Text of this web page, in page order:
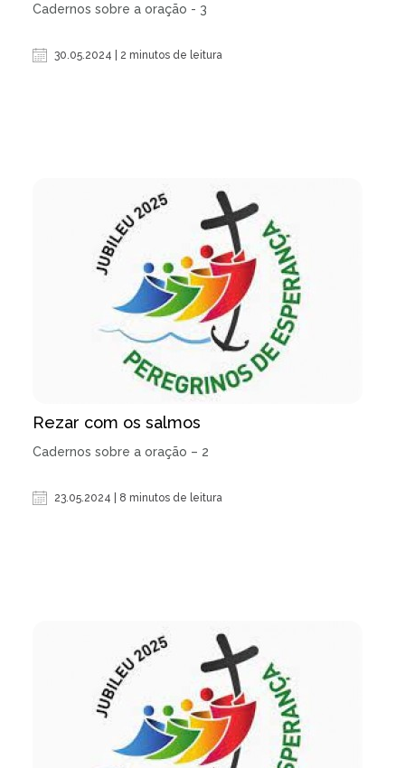
Cadernos sobre a oração - 3
30.05.2024 | 2 minutos de leitura
Rezar com os salmos
Cadernos sobre a oração – 2
23.05.2024 | 8 minutos de leitura